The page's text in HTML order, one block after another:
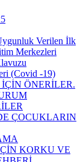
Verilen İlk
Merkezleri
(Covid -19)
ÖNERİLER.
ÇOCUKLARIN
KORKU VE